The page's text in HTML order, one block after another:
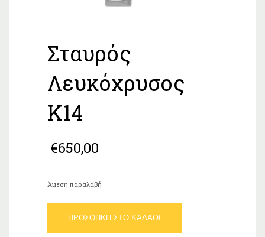
Σταυρός
Λευκόχρυσος
Κ14
€650,00
Άμεση παραλαβή
Λευκόχρυσος
Κ14
ΠΡΟΣΘΉΚΗ ΣΤΟ ΚΑΛΆΘΙ